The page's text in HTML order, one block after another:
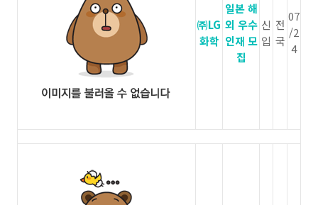
㈜LG
화학
일본 해
외 우수
인재 모
집
신
입
전
국
07
/2
4